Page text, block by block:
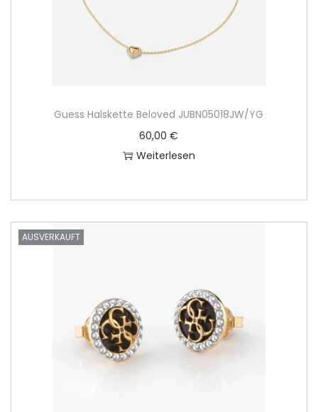
Guess Halskette Beloved JUBN05018JW/YG
60,00€
Weiterlesen
AUSVERKAUFT